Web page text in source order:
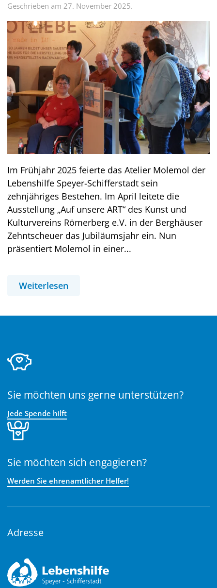
Geschrieben am 27. November 2025.
Im Frühjahr 2025 feierte das Atelier Molemol der
Lebenshilfe Speyer-Schifferstadt sein
zehnjähriges Bestehen. Im April leitete die
Ausstellung „Auf unsere ART“ des Kunst und
Kulturvereins Römerberg e.V. in der Berghäuser
Zehntscheuer das Jubiläumsjahr ein. Nun
präsentiert Molemol in einer...
Weiterlesen
Sie möchten uns gerne unterstützen?
Jede Spende hilft
Sie möchten sich engagieren?
Werden Sie ehrenamtlicher Helfer!
Adresse